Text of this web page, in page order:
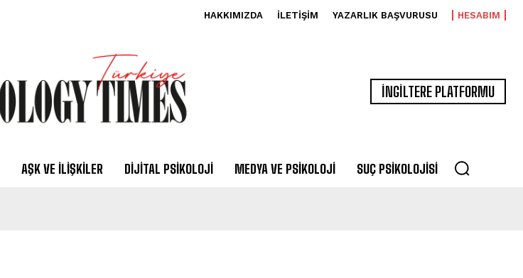
HAKKIMIZDA İLETIŞIM YAZARLIK BAŞVURUSU HESABIM
İNGİLTERE PLATFORMU
AŞK VE İLIŞKILER DIJITAL PSIKOLOJI MEDYA VE PSIKOLOJI SUÇ PSIKOLOJISI